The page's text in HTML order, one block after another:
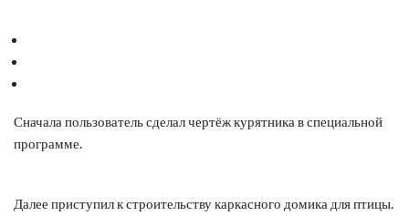
Сначала пользователь сделал чертёж курятника в специальной
программе.
Далее приступил к строительству каркасного домика для птицы.